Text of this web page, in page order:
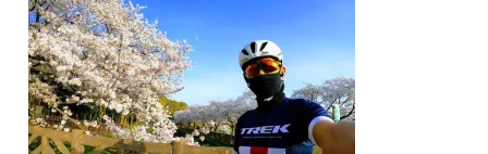
送
り